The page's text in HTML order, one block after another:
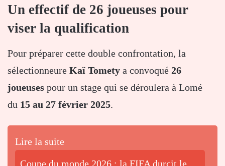
Un effectif de 26 joueuses pour
viser la qualification
Pour préparer cette double confrontation, la
sélectionneure Kaï Tomety a convoqué 26
joueuses pour un stage qui se déroulera à Lomé
du 15 au 27 février 2025.
Lire la suite
Coupe du monde 2026 : la FIFA durcit le